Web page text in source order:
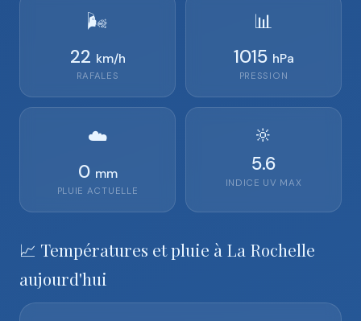
🌬️
22 km/h
RAFALES
📊
1015 hPa
PRESSION
☁️
0 mm
PLUIE ACTUELLE
🔆
5.6
INDICE UV MAX
📈 Températures et pluie à La Rochelle
aujourd'hui